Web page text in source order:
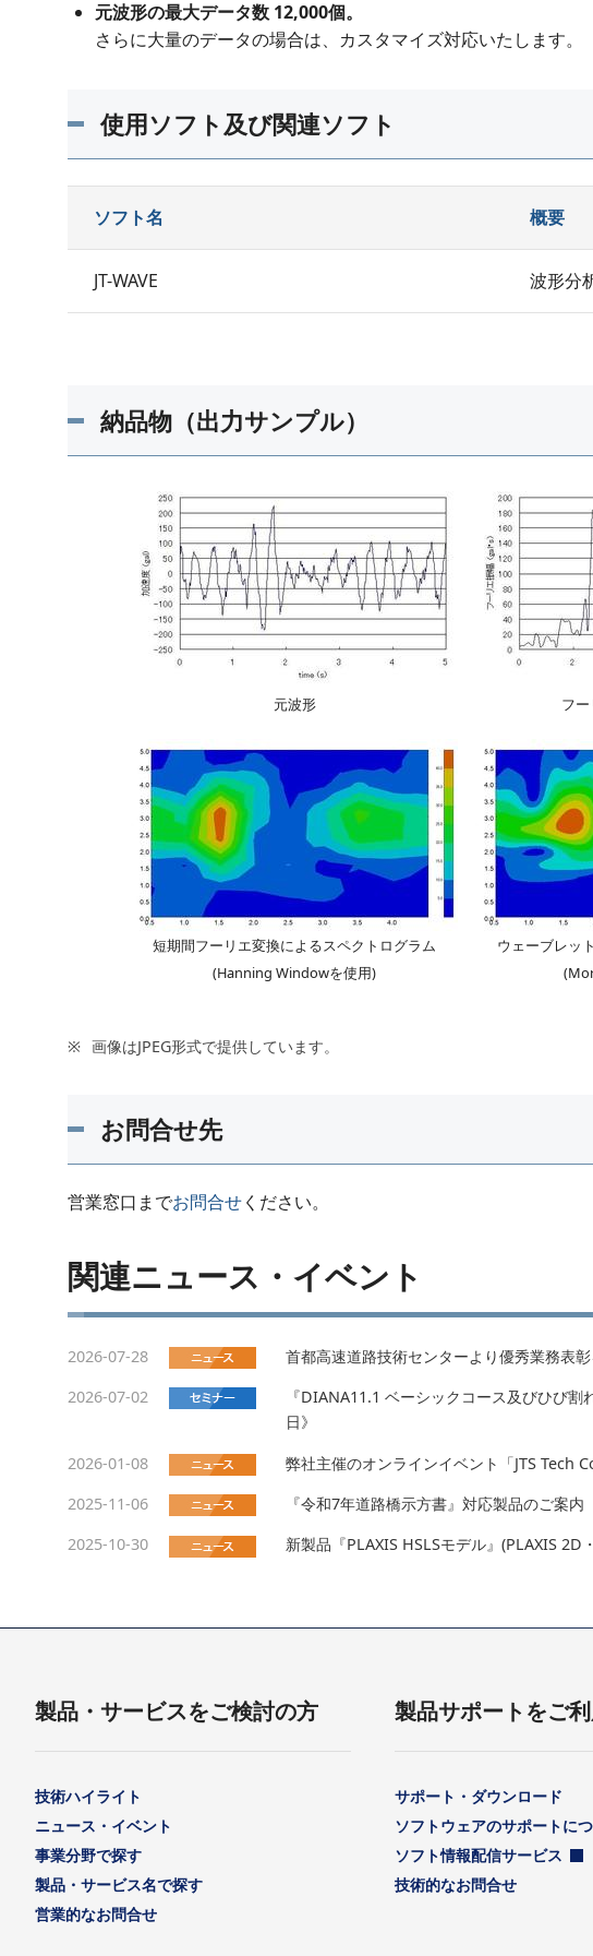
元波形の最大データ数 12,000個。
さらに大量のデータの場合は、カスタマイズ対応いたします。
使用ソフト及び関連ソフト
ソフト名 概要
JT-WAVE 波形分
納品物（出力サンプル）
元波形 フ
短期間フーリエ変換によるスペクトログラム
(Hanning Windowを使用)
ウェーブレッ
画像はJPEG形式で提供しています。
お問合せ先
営業窓口までお問合せください。
関連ニュース・イベント
2026-07-28
首都高速道路技術センターより優秀業務表
2026-07-02
『DIANA11.1 ベーシックコース及びひび
日》
2026-01-08
弊社主催のオンラインイベント「JTS Tech
2025-11-06
『令和7年道路橋示方書』対応製品のご案内
2025-10-30
新製品『PLAXIS HSLSモデル』(PLAXIS
製品・サービスをご検討の方
技術ハイライト
ニュース・イベント
事業分野で探す
製品・サービス名で探す
営業的なお問合せ
製品サポートをご
サポート・ダウンロード
ソフトウェアのサポートに
ソフト情報配信サービス
技術的なお問合せ